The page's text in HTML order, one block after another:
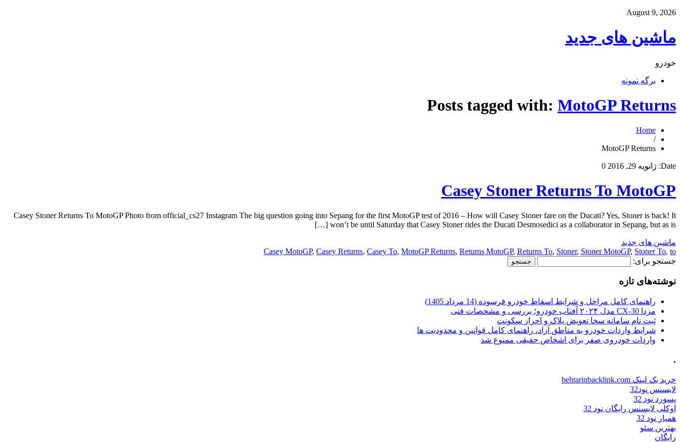
August 9, 2026
ماشین های جدید
خودرو
برگه نمونه
Posts tagged with: MotoGP Returns
Home
/
MotoGP Returns
Date: ژانویه 29, 2016 0
Casey Stoner Returns To MotoGP
Casey Stoner Returns To MotoGP Photo from official_cs27 Instagram The big question going into Sepang for the first MotoGP test of 2016 – How will Casey Stoner fare on the Ducati? Yes, Stoner is back! It
won’t be until Saturday that Casey Stoner rides the Ducati Desmosedici as a collaborator in Sepang, but as is […]
ماشین های جدید
Casey MotoGP, Casey Returns, Casey To, MotoGP Returns, Returns MotoGP, Returns To, Stoner, Stoner MotoGP, Stoner To, to
جستجو برای:
نوشته‌های تازه
راهنمای کامل مراحل و شرایط اسقاط خودرو فرسوده (14 مرداد 1405)
مزدا CX-30 مدل ۲۰۲۴ آفتاب خودرو؛ بررسی و مشخصات فنی
ثبت نام سامانه سخا تعویض پلاک و احراز سکونت
شرایط واردات خودرو به مناطق آزاد، راهنمای کامل قوانین و محدودیت ها
واردات خودروی صفر برای اشخاص حقیقی ممنوع شد
.
خرید بک لینک behtarinbacklink.com
لایسنس نود32
پسورد نود 32
اوکلی لایسنس رایگان نود 32
همیار نود 32
بهترین سئو
رایگان